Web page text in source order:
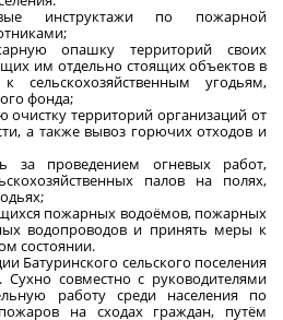
инструктажи по пожарной
опашку территорий своих
им отдельно стоящих объектов в
угодьям,
фонда;
очистку территорий организаций от
а также вывоз горючих отходов и
за проведением огневых работ,
палов на полях,
пожарных водоёмов, пожарных
водопроводов и принять меры к
состоянии.
Батуринского сельского поселения
совместно с руководителями
работу среди населения по
на сходах граждан, путём